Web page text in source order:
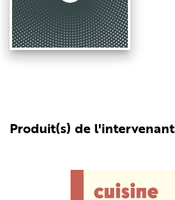
Produit(s) de l'intervenant